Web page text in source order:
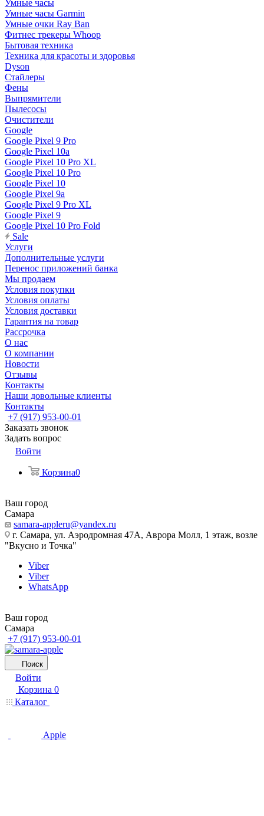
Умные часы
Умные часы Garmin
Умные очки Ray Ban
Фитнес трекеры Whoop
Бытовая техника
Техника для красоты и здоровья
Dyson
Стайлеры
Фены
Выпрямители
Пылесосы
Очистители
Google
Google Pixel 9 Pro
Google Pixel 10a
Google Pixel 10 Pro XL
Google Pixel 10 Pro
Google Pixel 10
Google Pixel 9a
Google Pixel 9 Pro XL
Google Pixel 9
Google Pixel 10 Pro Fold
Sale
Услуги
Дополнительные услуги
Перенос приложений банка
Мы продаем
Условия покупки
Условия оплаты
Условия доставки
Гарантия на товар
Рассрочка
О нас
О компании
Новости
Отзывы
Контакты
Наши довольные клиенты
Контакты
+7 (917) 953-00-01
Заказать звонок
Задать вопрос
Войти
Корзина0
Ваш город
Самара
samara-appleru@yandex.ru
г. Самара, ул. Аэродромная 47А, Аврора Молл, 1 этаж, возле
"Вкусно и Точка"
Viber
Viber
WhatsApp
Ваш город
Самара
+7 (917) 953-00-01
Поиск
Войти
Корзина 0
Каталог
Apple